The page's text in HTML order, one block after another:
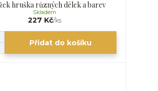
hruška různých délek a barev
227 Kč/ks
Skladem
Přidat do košíku